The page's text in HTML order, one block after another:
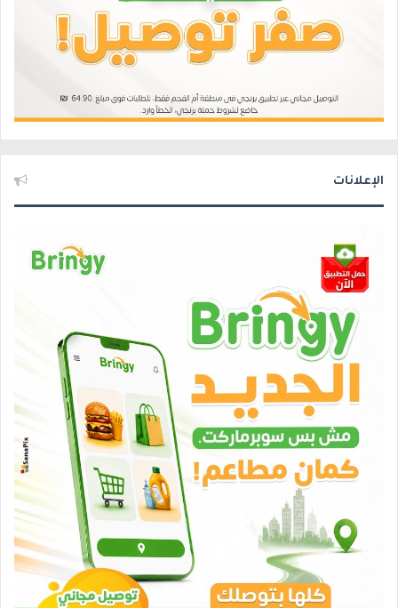
الإعلانات